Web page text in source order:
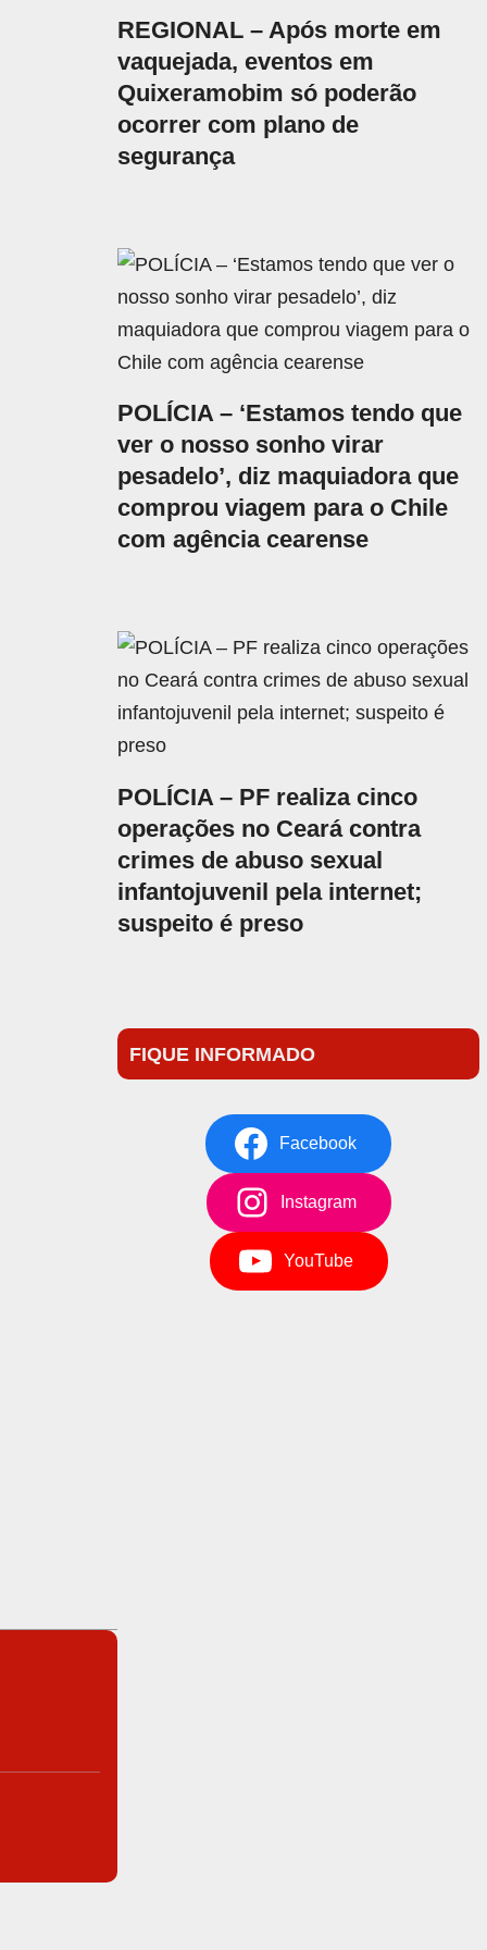
REGIONAL – Após morte em
vaquejada, eventos em
Quixeramobim só poderão
ocorrer com plano de
segurança
POLÍCIA – ‘Estamos tendo que
ver o nosso sonho virar
pesadelo’, diz maquiadora que
comprou viagem para o Chile
com agência cearense
POLÍCIA – PF realiza cinco
operações no Ceará contra
crimes de abuso sexual
infantojuvenil pela internet;
suspeito é preso
FIQUE INFORMADO
Facebook
Instagram
YouTube